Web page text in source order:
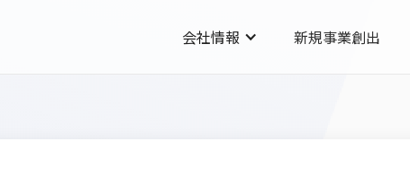
会社情報 新規事業創出